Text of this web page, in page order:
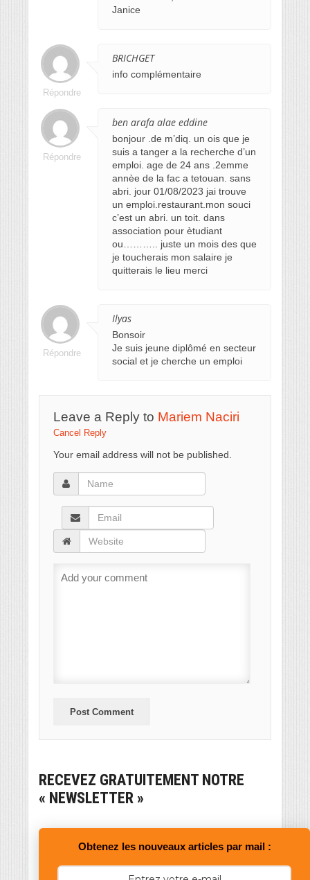
Janice
BRICHGET
info complémentaire
Répondre
ben arafa alae eddine
bonjour .de m’diq. un ois que je
suis a tanger a la recherche d’un
emploi. age de 24 ans .2emme
annèe de la fac a tetouan. sans
abri. jour 01/08/2023 jai trouve
un emploi.restaurant.mon souci
c’est un abri. un toit. dans
association pour ètudiant
ou……….. juste un mois des que
je toucherais mon salaire je
quitterais le lieu merci
Répondre
Ilyas
Bonsoir
Je suis jeune diplômé en secteur
social et je cherche un emploi
Répondre
Leave a Reply to Mariem Naciri
Cancel Reply
Your email address will not be published.
RECEVEZ GRATUITEMENT NOTRE
« NEWSLETTER »
Obtenez les nouveaux articles par mail :